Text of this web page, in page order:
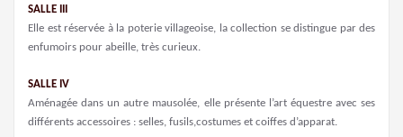
SALLE III
Elle est réservée à la poterie villageoise, la collection se distingue par des
enfumoirs pour abeille, très curieux.
SALLE IV
Aménagée dans un autre mausolée, elle présente l’art équestre avec ses
différents accessoires : selles, fusils,costumes et coiffes d’apparat.